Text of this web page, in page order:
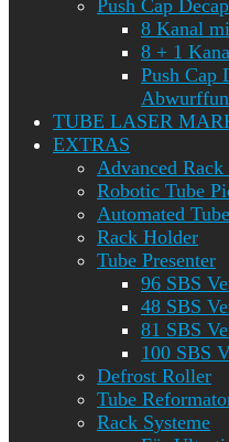
Push Cap
8 Kanal
8 + 1
Push Cap
TUBE LASER
EXTRAS
Advanced
Robotic Tube
Automated
Rack Holder
Tube Presenter
96 SBS
48 SBS
81 SBS
100 SBS
Defrost Roller
Tube
Rack Systeme